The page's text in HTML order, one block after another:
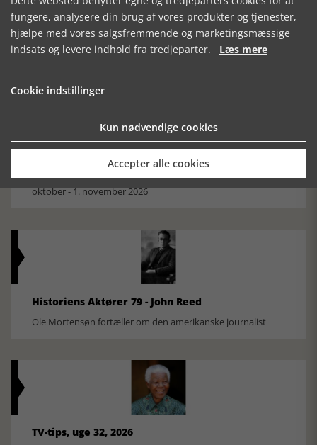
Den største samling af moselig i verden på Museum
Silkeborg Hovedgården
Historisk festival i Faaborg
FOBURGH Faaborg Internationale Historie Festival 2026 30.
oktober - 1. november 2026
Historiens Aktører 79 - John Reed
Ole Mortensøn fortæller om den amerikanske journalist
TV-tips, uge 32, 2026
fungere, analysere din brug af vores produkter og tjenester,
hjælpe med vores salgsfremmende og marketingsmæssige
indsats og levere indhold fra tredjeparter. Læs mere
Cookie indstillinger
Kun nødvendige cookies
Accepter alle cookies